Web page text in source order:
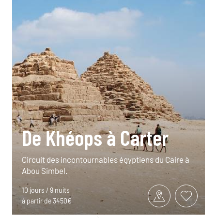
De Khéops à Carter
Circuit des incontournables égyptiens du Caire à
Abou Simbel.
10 jours / 9 nuits
à partir de 3450€